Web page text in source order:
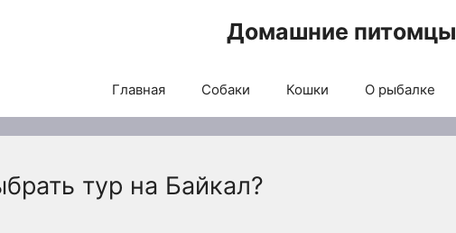
Домашние питомцы
Главная Собаки Кошки О рыбалке
тур на Байкал?